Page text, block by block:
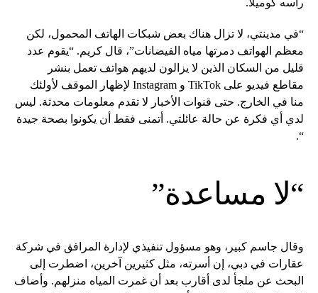
رأسه كوميلا.
“في مدينتي، لا تزال هناك بعض شبكات الهاتف المحمول، لكن
معظم الهواتف دمرتها مياه الفيضانات”، قال كريم. “يقوم عدد
قليل من السكان الذين لا يزالون لديهم هواتف تعمل بنشر
مقاطع فيديو على TikTok و Instagram لإظهار الموقف لأولئك
منا في الخارج. حتى قنوات الأخبار لا تقدم معلومات محدثة. ليس
لدي أي فكرة عن حالة عائلتي. أتمنى فقط أن يكونوا بصحة جيدة
“.
“لا مساعدة”
وقال جاسم كبير، وهو مسؤول تنفيذي لإدارة المرافق في شركة
عقارات في دبي، إن أسرته، مثل كثيرين آخرين، اضطرت إلى
البحث عن ملجأ لدى أقارب بعد أن غمرت المياه منزلهم. وأضاف